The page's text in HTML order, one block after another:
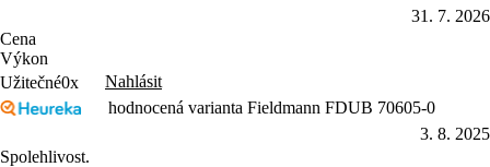
31. 7. 2026
Cena
Výkon
Užitečné0x
Nahlásit
hodnocená varianta Fieldmann FDUB 70605-0
3. 8. 2025
Spolehlivost.